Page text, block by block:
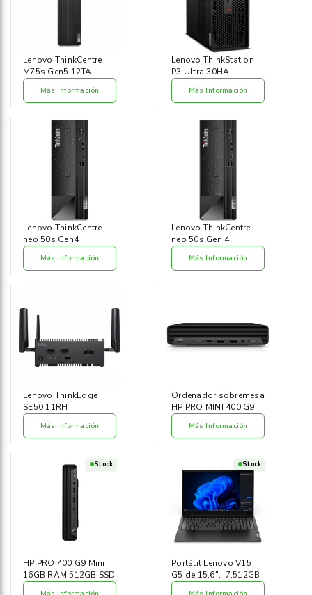
Lenovo ThinkCentre
M75s Gen5 12TA
Más Información
Lenovo ThinkStation
P3 Ultra 30HA
Más Información
Lenovo ThinkCentre
neo 50s Gen4
Más Información
Lenovo ThinkCentre
neo 50s Gen 4
Más Información
Lenovo ThinkEdge
SE50 11RH
Más Información
Ordenador sobremesa
HP PRO MINI 400 G9
Más Información
Stock
HP PRO 400 G9 Mini
16GB RAM 512GB SSD
Stock
Portátil Lenovo V15
G5 de 15,6", I7,512GB